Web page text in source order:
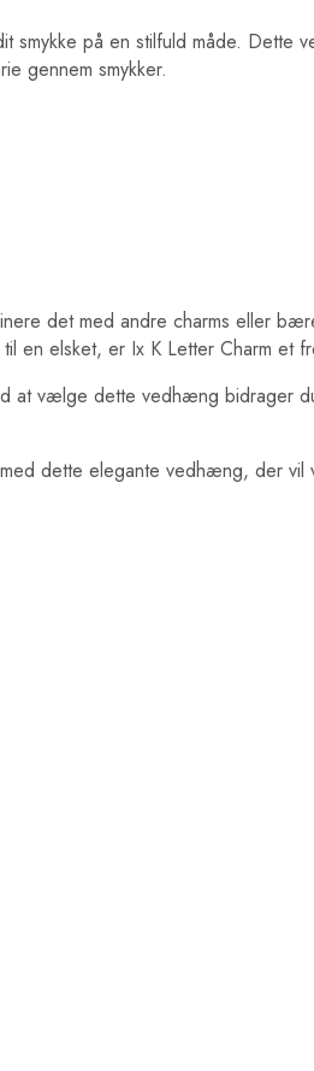
på en stilfuld måde. Dette
gennem smykker.
det med andre charms eller
en elsket, er Ix K Letter Charm et
vælge dette vedhæng bidrager
dette elegante vedhæng, der